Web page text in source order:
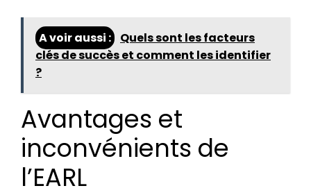
A voir aussi :
Quels sont les facteurs
clés de succès et comment les identifier
?
Avantages et
inconvénients de
l’EARL